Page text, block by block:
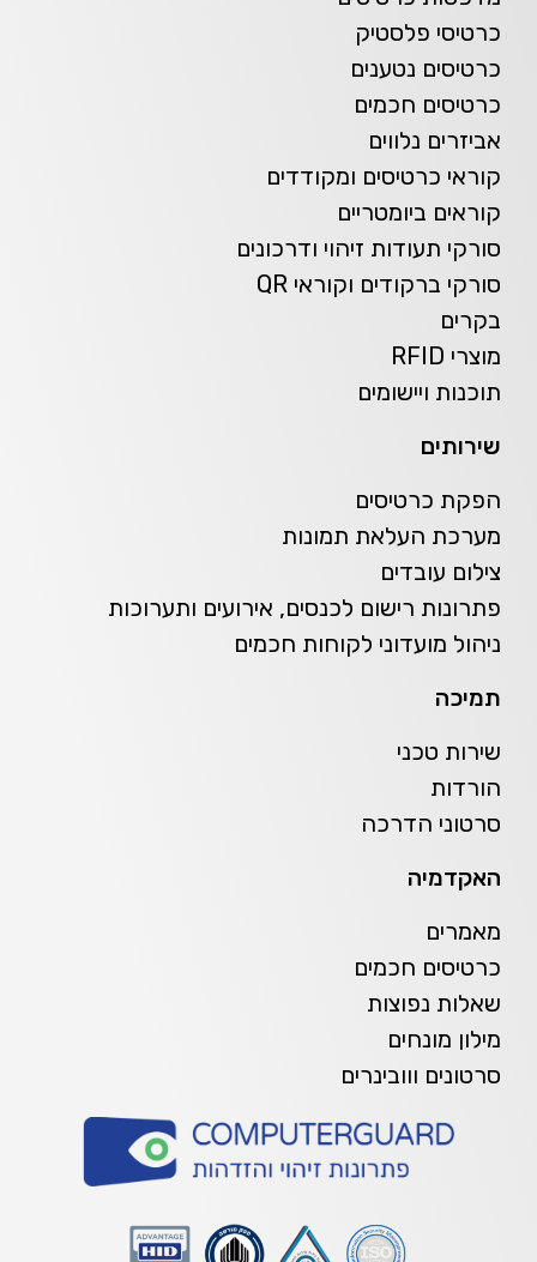
כרטיסי פלסטיק
כרטיסים נטענים
כרטיסים חכמים
אביזרים נלווים
קוראי כרטיסים ומקודדים
קוראים ביומטריים
סורקי תעודות זיהוי ודרכונים
סורקי ברקודים וקוראי QR
בקרים
מוצרי RFID
תוכנות ויישומים
שירותים
הפקת כרטיסים
מערכת העלאת תמונות
צילום עובדים
פתרונות רישום לכנסים, אירועים ותערוכות
ניהול מועדוני לקוחות חכמים
תמיכה
שירות טכני
הורדות
סרטוני הדרכה
האקדמיה
מאמרים
כרטיסים חכמים
שאלות נפוצות
מילון מונחים
סרטונים ווובינרים